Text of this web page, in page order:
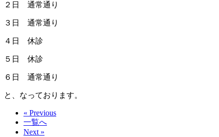
２日 通常通り
３日 通常通り
４日 休診
５日 休診
６日 通常通り
と、なっております。
« Previous
一覧へ
Next »